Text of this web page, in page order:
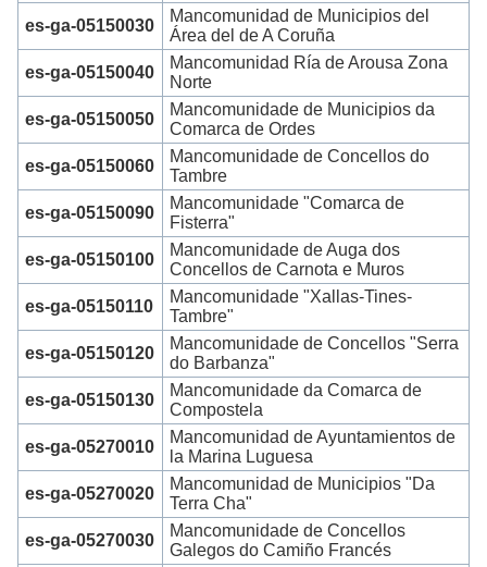
es-ga-05150030
Mancomunidad de Municipios del
Área del de A Coruña
es-ga-05150040
Mancomunidad Ría de Arousa Zona
Norte
es-ga-05150050
Mancomunidade de Municipios da
Comarca de Ordes
es-ga-05150060
Mancomunidade de Concellos do
Tambre
es-ga-05150090
Mancomunidade "Comarca de
Fisterra"
es-ga-05150100
Mancomunidade de Auga dos
Concellos de Carnota e Muros
es-ga-05150110
Mancomunidade "Xallas-Tines-
Tambre"
es-ga-05150120
Mancomunidade de Concellos "Serra
do Barbanza"
es-ga-05150130
Mancomunidade da Comarca de
Compostela
es-ga-05270010
Mancomunidad de Ayuntamientos de
la Marina Luguesa
es-ga-05270020
Mancomunidad de Municipios "Da
Terra Cha"
es-ga-05270030
Mancomunidade de Concellos
Galegos do Camiño Francés